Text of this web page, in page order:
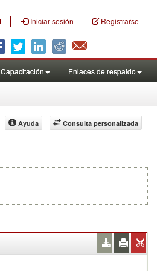
| Iniciar sesión Registrarse
Capacitación Enlaces de respaldo
Consulta personalizada
Ayuda